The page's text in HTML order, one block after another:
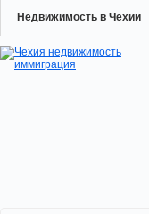
Недвижимость в Чехии